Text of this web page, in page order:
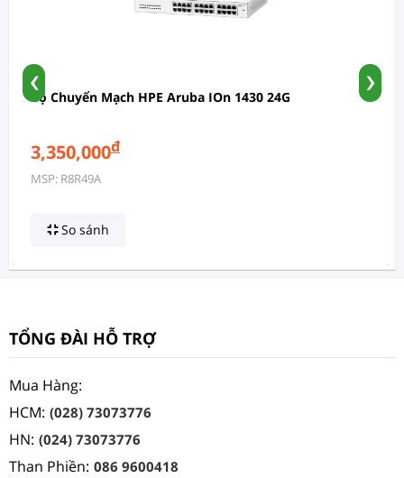
Bộ Chuyển Mạch HPE Aruba IOn 1430 24G
3,350,000đ
MSP: R8R49A
So sánh
‹ ›
TỔNG ĐÀI HỖ TRỢ
Mua Hàng:
HCM: (028) 73073776
HN: (024) 73073776
Than Phiền: 086 9600418